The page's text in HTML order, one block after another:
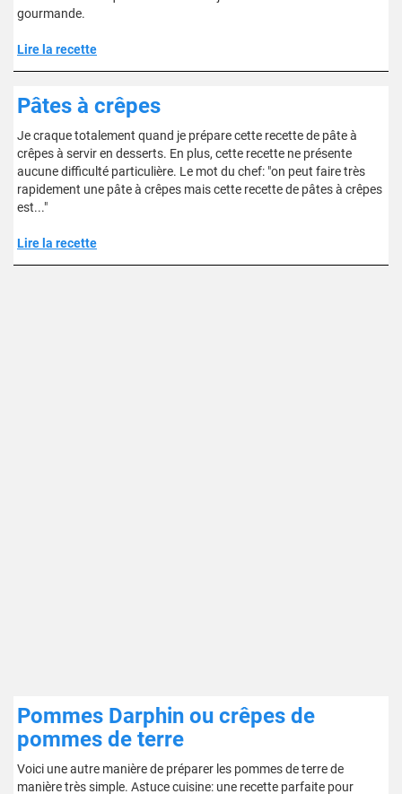
gourmande.
Lire la recette
Pâtes à crêpes
Je craque totalement quand je prépare cette recette de pâte à
crêpes à servir en desserts. En plus, cette recette ne présente
aucune difficulté particulière. Le mot du chef: "on peut faire très
rapidement une pâte à crêpes mais cette recette de pâtes à crêpes
est..."
Lire la recette
Pommes Darphin ou crêpes de
pommes de terre
Voici une autre manière de préparer les pommes de terre de
manière très simple. Astuce cuisine: une recette parfaite pour